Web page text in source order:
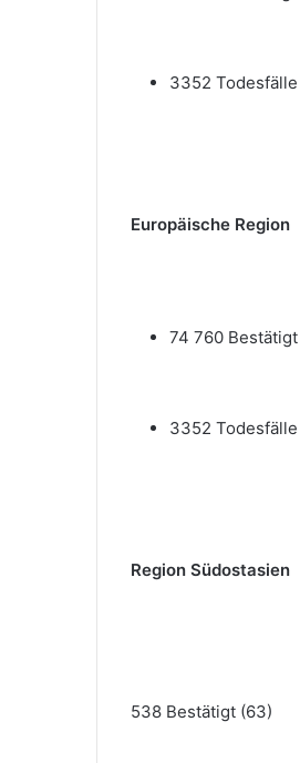
3352
Europäische Region
74 760 Bestätigt
3352 Todesfälle
Region Südostasien
538 Bestätigt (63)